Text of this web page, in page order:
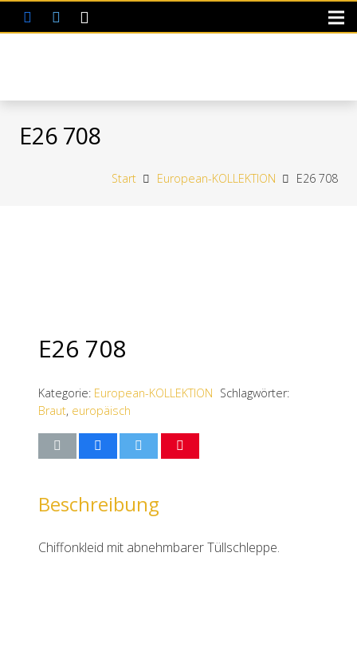
E26 708
Start European-KOLLEKTION E26 708
E26 708
Kategorie: European-KOLLEKTION Schlagwörter:
Braut, europäisch
Beschreibung
Chiffonkleid mit abnehmbarer Tüllschleppe.